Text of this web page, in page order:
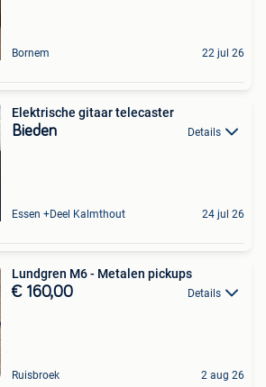
Bornem 22 jul 26
Elektrische gitaar telecaster
Bieden Details
Essen +Deel Kalmthout 24 jul 26
Lundgren M6 - Metalen pickups
€ 160,00 Details
Ruisbroek 2 aug 26